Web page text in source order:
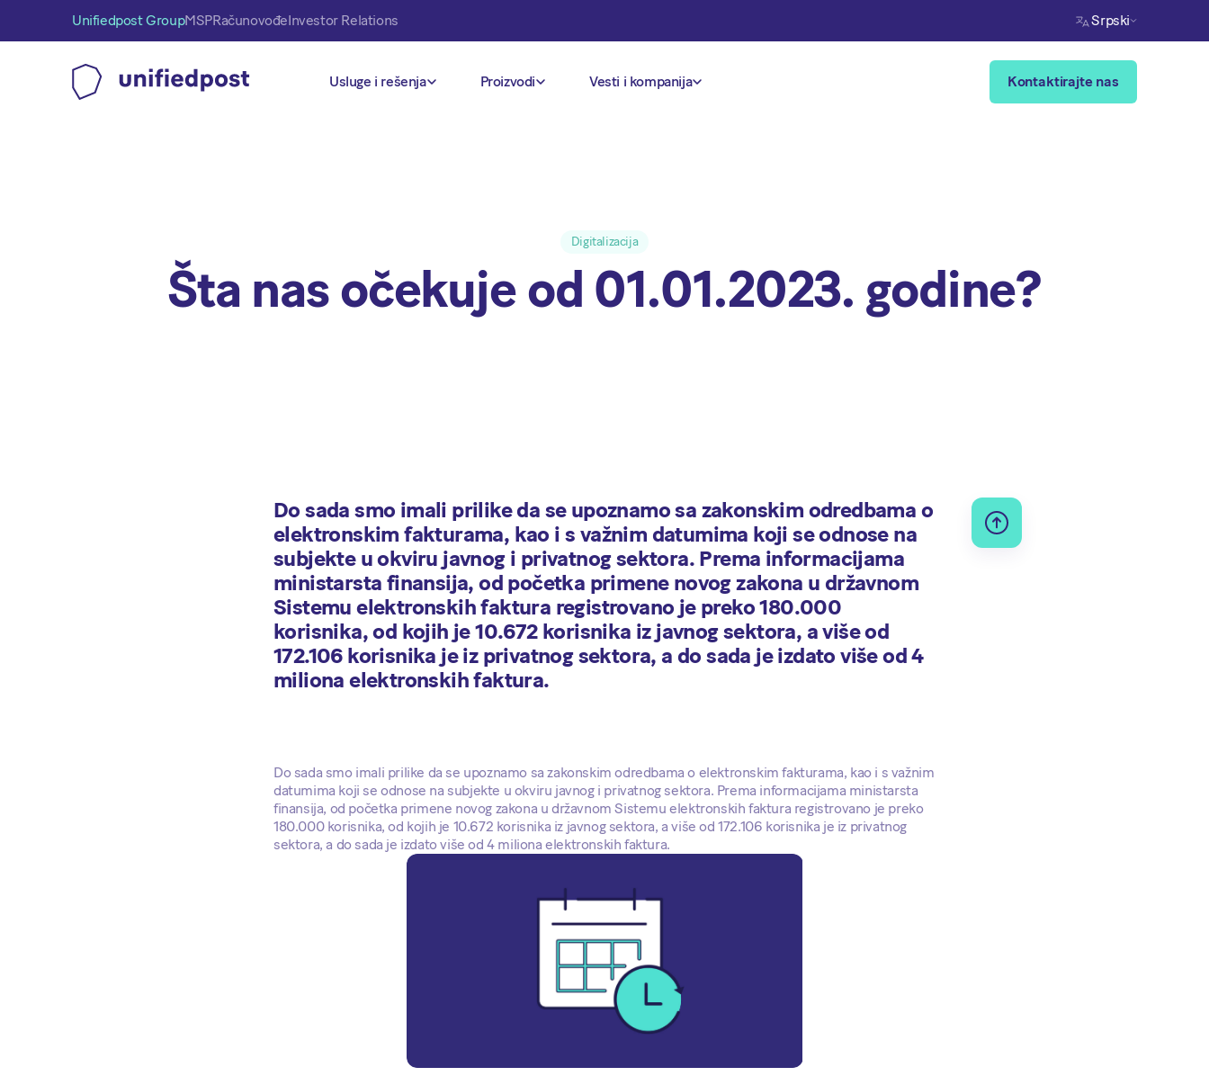
Unifiedpost GroupMSPRačunovođeInvestor Relations Srpski
Usluge i rešenja Proizvodi Vesti i kompanija Kontaktirajte nas
Digitalizacija
Šta nas očekuje od 01.01.2023. godine?
Do sada smo imali prilike da se upoznamo sa zakonskim odredbama o
elektronskim fakturama, kao i s važnim datumima koji se odnose na
subjekte u okviru javnog i privatnog sektora. Prema informacijama
ministarsta finansija, od početka primene novog zakona u državnom
Sistemu elektronskih faktura registrovano je preko 180.000
korisnika, od kojih je 10.672 korisnika iz javnog sektora, a više od
172.106 korisnika je iz privatnog sektora, a do sada je izdato više od 4
miliona elektronskih faktura.
Do sada smo imali prilike da se upoznamo sa zakonskim odredbama o elektronskim fakturama, kao i s važnim
datumima koji se odnose na subjekte u okviru javnog i privatnog sektora. Prema informacijama ministarsta
finansija, od početka primene novog zakona u državnom Sistemu elektronskih faktura registrovano je preko
180.000 korisnika, od kojih je 10.672 korisnika iz javnog sektora, a više od 172.106 korisnika je iz privatnog
sektora, a do sada je izdato više od 4 miliona elektronskih faktura.